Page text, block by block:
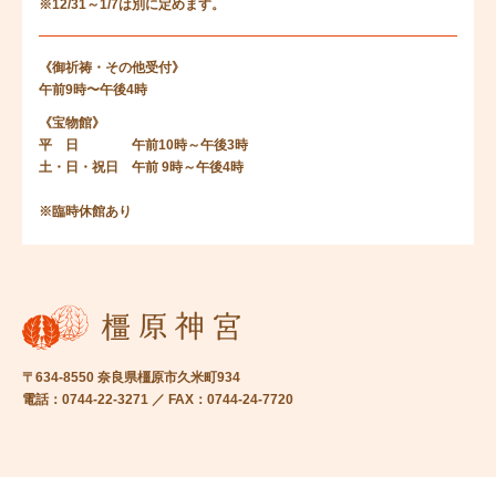
※12/31～1/7は別に定めます。
《御祈祷・その他受付》
午前9時〜午後4時
《宝物館》
平 日 午前10時～午後3時
土・日・祝日 午前 9時～午後4時
※臨時休館あり
〒634-8550 奈良県橿原市久米町934
電話：0744-22-3271 ／ FAX：0744-24-7720